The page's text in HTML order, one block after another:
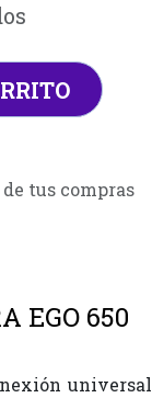
tus compras
EGO 650
universal